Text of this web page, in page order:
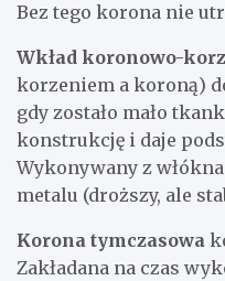
Bez tego korona nie
Wkład koronowo-
korzeniem a koroną)
gdy zostało mało
konstrukcję i daje
Wykonywany z
metalu (droższy, ale
Korona tymczasowa
Zakładana na czas